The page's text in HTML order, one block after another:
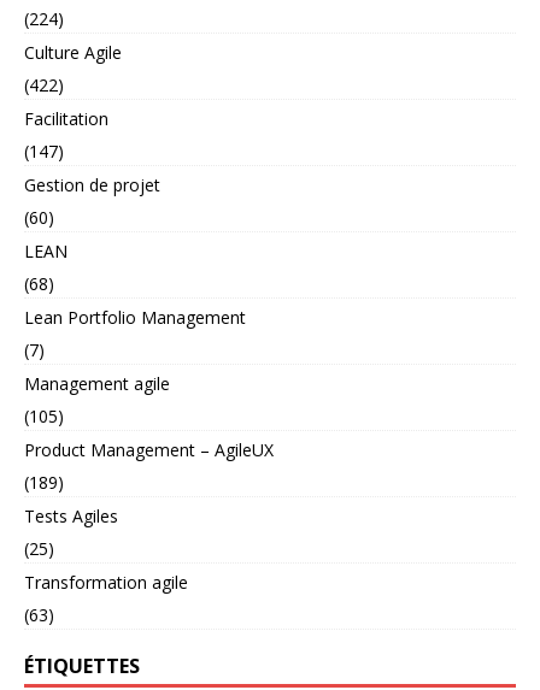
(224)
Culture Agile
(422)
Facilitation
(147)
Gestion de projet
(60)
LEAN
(68)
Lean Portfolio Management
(7)
Management agile
(105)
Product Management – AgileUX
(189)
Tests Agiles
(25)
Transformation agile
(63)
ÉTIQUETTES